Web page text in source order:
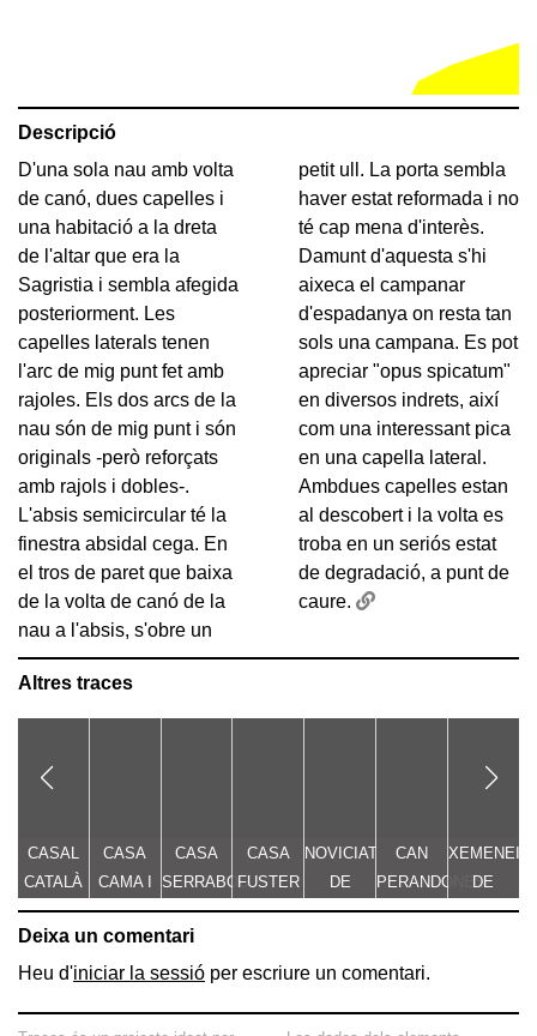
Descripció
D'una sola nau amb volta
de canó, dues capelles i
una habitació a la dreta
de l'altar que era la
Sagristia i sembla afegida
posteriorment. Les
capelles laterals tenen
l'arc de mig punt fet amb
rajoles. Els dos arcs de la
nau són de mig punt i són
originals -però reforçats
amb rajols i dobles-.
L'absis semicircular té la
finestra absidal cega. En
el tros de paret que baixa
de la volta de canó de la
nau a l'absis, s'obre un
petit ull. La porta sembla
haver estat reformada i no
té cap mena d'interès.
Damunt d'aquesta s'hi
aixeca el campanar
d'espadanya on resta tan
sols una campana. Es pot
apreciar "opus spicatum"
en diversos indrets, així
com una interessant pica
en una capella lateral.
Ambdues capelles estan
al descobert i la volta es
troba en un seriós estat
de degradació, a punt de
caure.
Altres traces
CASAL
CATALÀ
CASA
CAMA I
ESCURRA
CASA
SERRABOU
CASA
FUSTER
NOVICIAT
DE
NOSTRA
DE LA
CAN
PERANDONES
- CASA
FARJAS
XEMENEIA
DE
L'ANTIGA
Deixa un comentari
Heu d'iniciar la sessió per escriure un comentari.